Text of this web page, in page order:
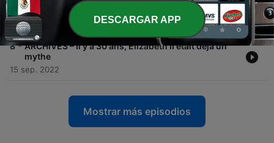
- BONUS - Plongez dans les archives d'Europe 1
16 sep. 2022
8 - ARCHIVES – Il y a 30 ans, Elizabeth II était déjà un
mythe
15 sep. 2022
Mostrar más episodios
DESCARGAR APP